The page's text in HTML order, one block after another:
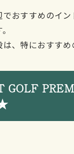
おすすめのイン
、特におすすめ
GOLF